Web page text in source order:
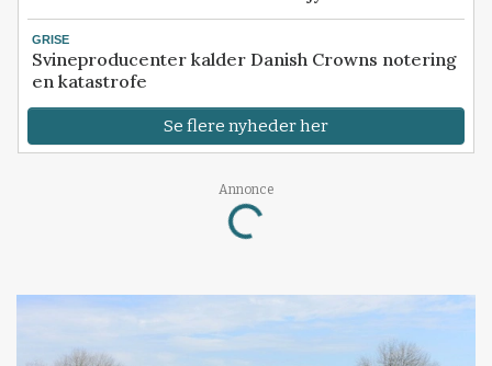
GRISE
Svineproducenter kalder Danish Crowns notering
en katastrofe
Se flere nyheder her
Annonce
Loading...